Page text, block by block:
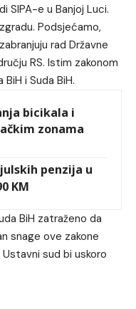
SIPA-e u Banjoj Luci.
Podsjećamo,
rad Državne
RS. Istim zakonom
i Suda BiH.
bicikala i
zonama
penzija u
KM
BiH zatraženo da
snage ove zakone
sud bi uskoro